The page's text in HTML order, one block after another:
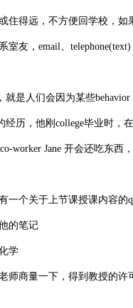
得远，不方便回学校，如
友，email、telephone(text)
人们会因为某些behavior
历，他刚college毕业时，
worker Jane 开会还吃东西
个关于上节课授课内容的
的笔记
学
商量一下，得到教授的许